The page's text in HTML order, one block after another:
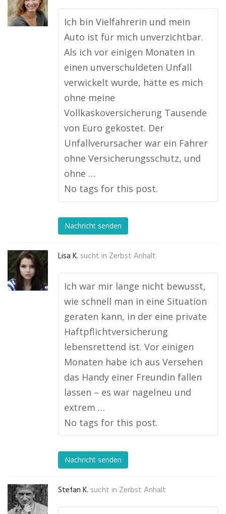
Ich bin Vielfahrerin und mein
Auto ist für mich unverzichtbar.
Als ich vor einigen Monaten in
einen unverschuldeten Unfall
verwickelt wurde, hätte es mich
ohne meine
Vollkaskoversicherung Tausende
von Euro gekostet. Der
Unfallverursacher war ein Fahrer
ohne Versicherungsschutz, und
ohne …
No tags for this post.
Nachricht senden
Lisa K. sucht in Zerbst Anhalt
Ich war mir lange nicht bewusst,
wie schnell man in eine Situation
geraten kann, in der eine private
Haftpflichtversicherung
lebensrettend ist. Vor einigen
Monaten habe ich aus Versehen
das Handy einer Freundin fallen
lassen – es war nagelneu und
extrem …
No tags for this post.
Nachricht senden
Stefan K. sucht in Zerbst Anhalt